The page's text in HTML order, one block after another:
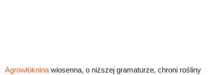
Agrowłóknina wiosenna, o niższej gramaturze, chroni rośliny